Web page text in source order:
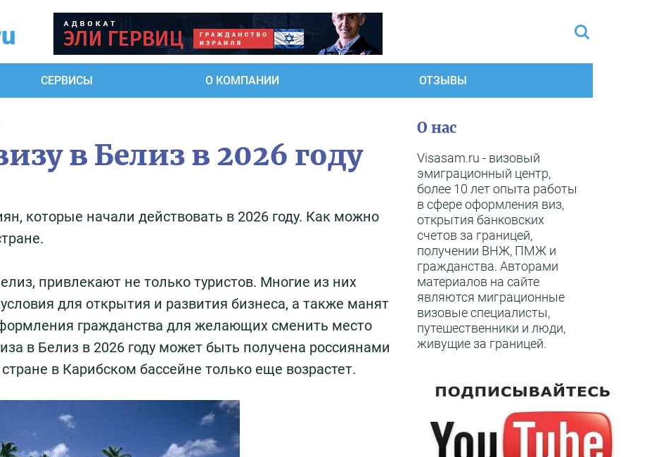
СЕРВИСЫ О КОМПАНИИ ОТЗЫВЫ
в Белиз в 2026 году
которые начали действовать в 2026 году. Как можно
привлекают не только туристов. Многие из них
для открытия и развития бизнеса, а также манят
гражданства для желающих сменить место
в Белиз в 2026 году может быть получена россиянами
в Карибском бассейне только еще возрастет.
О нас
Visasam.ru - визовый
эмиграционный центр,
более 10 лет опыта работы
в сфере оформления виз,
открытия банковских
счетов за границей,
получении ВНЖ, ПМЖ и
гражданства. Авторами
материалов на сайте
являются миграционные
визовые специалисты,
путешественники и люди,
живущие за границей.